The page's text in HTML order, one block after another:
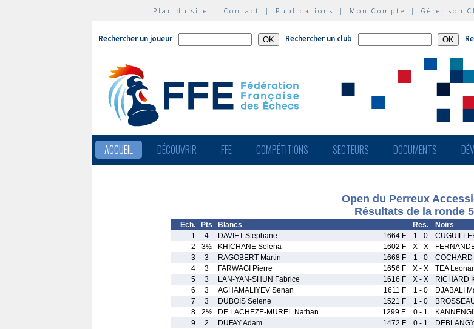
Plan du site | Contact | Publications | Mon Compte | Gérer son
Rechercher un joueur Rechercher un club
ACCUEIL DÉCOUVRIR FFE COMPÉTITIONS SECTEURS DOCUMENTS
Open du Perreux
Résultats de la ronde 5
Ech. Pts Blancs Res. Noirs
1
4 DAVIET Stephane 1664 F 1 - 0
2
3½ KHICHANE Selena 1602 F X - X
3
3 RAGOBERT Martin 1668 F 1 - 0
4
3 FARWAGI Pierre 1656 F X - X TEA
5
3 LAN-YAN-SHUN Fabrice 1616 F X - X RICHARD
6
3 AGHAMALIYEV Senan 1611 F 1 - 0 DJABALI
7
3 DUBOIS Selene 1521 F 1 - 0
8
2½ DE LACHEZE-MUREL Nathan 1299 E 0 - 1
9
2 DUFAY Adam 1472 F 0 - 1